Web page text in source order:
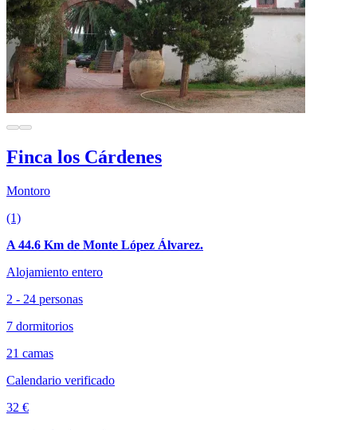
Finca los Cárdenes
Montoro
(1)
A 44.6 Km de Monte López Álvarez.
Alojamiento entero
2 - 24 personas
7 dormitorios
21 camas
Calendario verificado
32 €